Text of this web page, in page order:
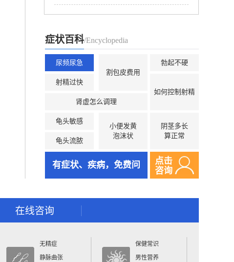
赖】齐齐哈尔附大男科医院
症状百科/Encyclopedia
尿频尿急
割包皮费用
射精过快
肾虚怎么调理
龟头敏感
小便发黄
泡沫状
龟头流脓
勃起不硬
如何控制射精
阴茎多长
算正常
有症状、疾病，免费问
点击
咨询
在线咨询
无精症
静脉曲张
保健常识
男性营养